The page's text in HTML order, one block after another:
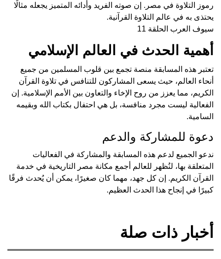
رموز التلاوة في مصر. إن صوته الفريد وأدائه المتميز يجعله مثالًا
يحتذى به في عالم التلاوة القرآنية.
سيوف العرب الحلقة 11
أهمية الحدث في العالم الإسلامي
تعتبر هذه المسابقة منصة تجمع بين قلوب المسلمين من جميع
أنحاء العالم، حيث يسعى المشاركون للتنافس في تلاوة القرآن
الكريم، مما يعزز من روح الإخاء والتعاون بين الأمم الإسلامية. إن
الفعالية ليست مجرد منافسة، بل هي احتفال بكتاب الله وبقيمه
السامية.
دعوة للمشاركة والدعم
ندعو الجميع لدعم هذه المسابقة والمشاركة في الفعاليات
المتعلقة بها، لنُظهر للعالم أجمع مكانة مصر التاريخية في خدمة
القرآن الكريم. إن كل جهد، مهما كان صغيرًا، يمكن أن يُحدث فرقًا
كبيرًا في إنجاح هذا الحدث العظيم.
أخبار ذات صلة